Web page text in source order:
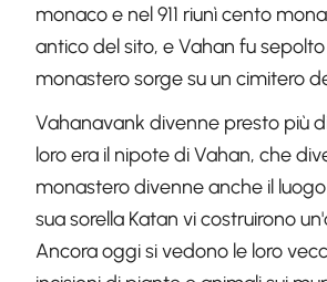
monaco e nel 911 riunì cento
antico del sito, e Vahan fu
monastero sorge su un cimitero
Vahanavank divenne presto più
loro era il nipote di Vahan, che
monastero divenne anche il
sua sorella Katan vi costruirono
Ancora oggi si vedono le loro